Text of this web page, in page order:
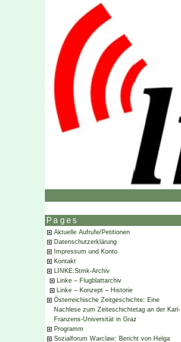
Pages
Aktuelle Aufrufe/Petitionen
Datenschutzerklärung
Impressum und Konto
Kontakt
LINKE.Stmk-Archiv
Linke – Flugblattarchiv
Linke – Konzept – Historie
Österreichische Zeitgeschichte: Eine
Nachlese zum Zeiteschichtetag an der Karl-
Franzens-Universität in Graz
Programm
Sozialforum Warclaw: Bericht von Helga